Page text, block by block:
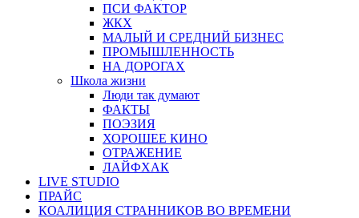
ПСИ ФАКТОР
ЖКХ
МАЛЫЙ И СРЕДНИЙ БИЗНЕС
ПРОМЫШЛЕННОСТЬ
НА ДОРОГАХ
Школа жизни
Люди так думают
ФАКТЫ
ПОЭЗИЯ
ХОРОШЕЕ КИНО
ОТРАЖЕНИЕ
ЛАЙФХАК
LIVE STUDIO
ПРАЙС
КОАЛИЦИЯ СТРАННИКОВ ВО ВРЕМЕНИ